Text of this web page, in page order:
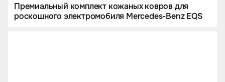
Премиальный комплект кожаных ковров для
роскошного электромобиля Mercedes-Benz EQS